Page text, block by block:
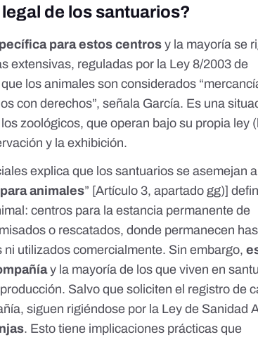
de los santuarios?
para estos centros y la mayoría se
extensivas, reguladas por la Ley 8/2003 de
los animales son considerados
con derechos”, señala García. Es una
zoológicos, que operan bajo su propia ley
y la exhibición.
explica que los santuarios se asemejan
animales” [Artículo 3, apartado gg)]
: centros para la estancia permanente de
o rescatados, donde permanecen
utilizados comercialmente. Sin embargo,
y la mayoría de los que viven en
Salvo que soliciten el registro de
siguen rigiéndose por la Ley de Sanidad
. Esto tiene implicaciones prácticas que